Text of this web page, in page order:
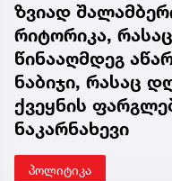
ზვიად
რიტორიკა,
წინააღმდეგ
ნაბიჯი, რასაც
ქვეყნის
ნაკარნახევი
პოლიტიკა